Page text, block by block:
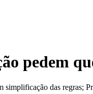
pedem
simplificação das regras;